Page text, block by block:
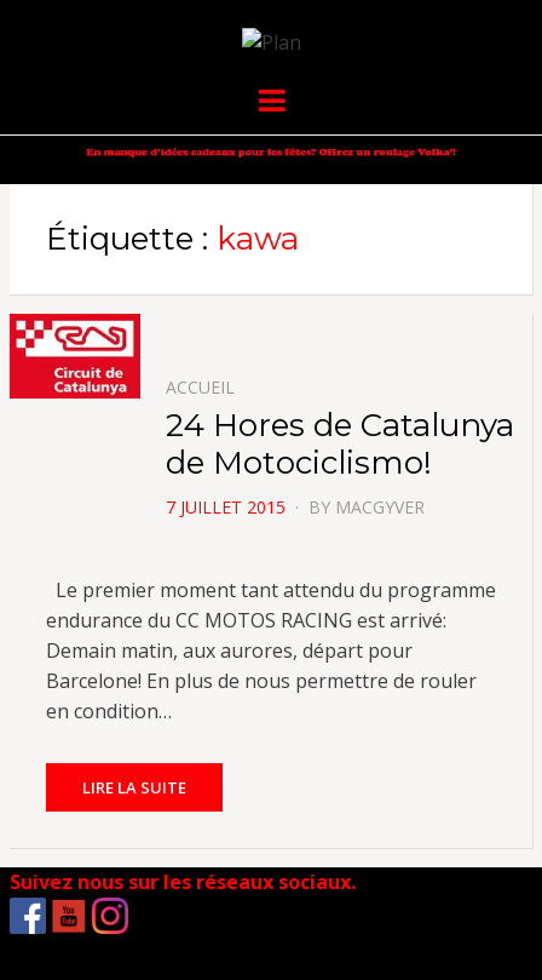
VOLKANIK-
ENDURANCE
Menu
Étiquette : kawa
ACCUEIL
24 Hores de Catalunya
de Motociclismo!
POSTED
7 JUILLET 2015 BY MACGYVER
Le premier moment tant attendu du programme
endurance du CC MOTOS RACING est arrivé:
Demain matin, aux aurores, départ pour
Barcelone! En plus de nous permettre de rouler
en condition…
LIRE LA SUITE
Suivez nous sur les réseaux sociaux.